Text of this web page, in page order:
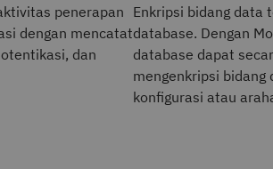
penerapan
dengan mencatat
dan
Enkripsi bidang data
database. Dengan
database dapat
mengenkripsi bidang
konfigurasi atau